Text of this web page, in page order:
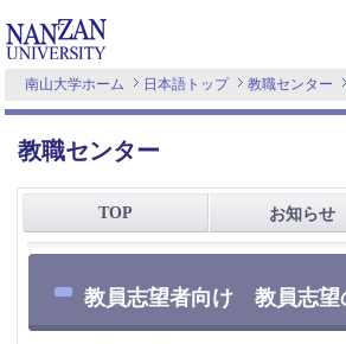
南山大学ホーム 日本語トップ 教職センター
教職センター
TOP お知らせ
教員志望者向け 教員志